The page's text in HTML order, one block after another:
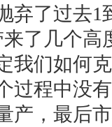
弃了过去1
了几个
我们如何
过程中没
产，最后